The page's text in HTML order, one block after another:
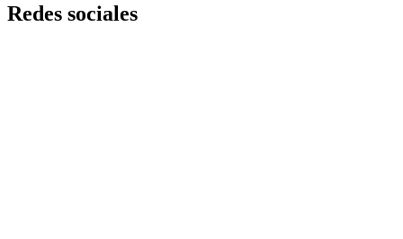
Redes sociales